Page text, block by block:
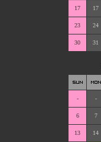
17 17
23 24
30 31
- -
6 7
13 14